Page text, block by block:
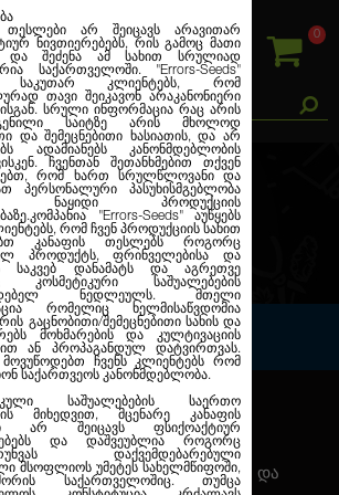
0
თესლები არ შეიცავს არავითარ
ნივთიერებებს, რის გამოც მათი
და შეძენა ამ სახით სრულიად
საქართველოში. "Errors-Seeds"
საკუთარ კლიენტებს, რომ
თავი შეიკავონ არაკანონიერი
სრული ინფორმაცია რაც არის
საიტზე არის მხოლოდ
და შემეცნებითი ხასიათის, და არ
ადამიანებს კანონმდებლობის
ჩვენთან შეთანხმებით თქვენ
რომ ხართ სრულწლოვანი და
პერსონალური პასუხისმგებლობა
ნაყიდი პროდუქციის
"Errors-Seeds" აუწყებს
რომ ჩვენ პროდუქციის სახით
კანაფის თესლებს როგორც
პროდუქტს, ფრინველებისა და
საკვებ დანამატს და აგრეთვე
კოსმეტიკური საშუალებების
ნედლეულს. მთელი
რომელიც ხელმისაწვდომია
გაცნობითი/შემეცნებითი სახის და
მოხმარების და კულტივაციის
ან პროპაგანდულ დატვირთვას.
ჩვენს კლიენტებს რომ
საქართვეოს კანონმდებლობა.
საშუალებების საერთო
მიხედვით, მცენარე კანაფის
არ შეიცავს ფსიქოაქტიურ
და დაშვეუბლია როგორც
დაქვემდებარებული
მსოფლიოს უმეტეს სახელმწიფოში,
საქართველოშიც. თუმცა
სარგებლიანობა
ᲡᲐᲠᲒᲔᲑᲚᲘᲐᲜᲝᲑᲐ
სარგებელი
ეს არის ბუნების უნიკალური
მიღება ადამიანმა
თესლებიდან დაპრესვისა და